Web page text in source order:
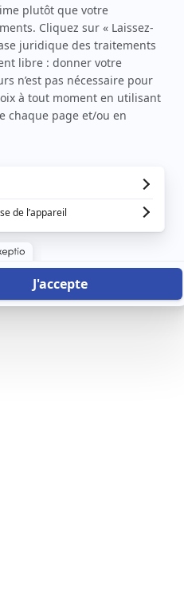
une machine à
la prise du logement(fer à
meublé.
les charges locatives,